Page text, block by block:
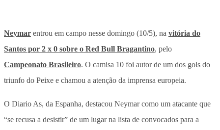
Neymar entrou em campo nesse domingo (10/5), na vitória do
Santos por 2 x 0 sobre o Red Bull Bragantino, pelo
Campeonato Brasileiro. O camisa 10 foi autor de um dos gols do
triunfo do Peixe e chamou a atenção da imprensa europeia.
O Diario As, da Espanha, destacou Neymar como um atacante que
“se recusa a desistir” de um lugar na lista de convocados para a